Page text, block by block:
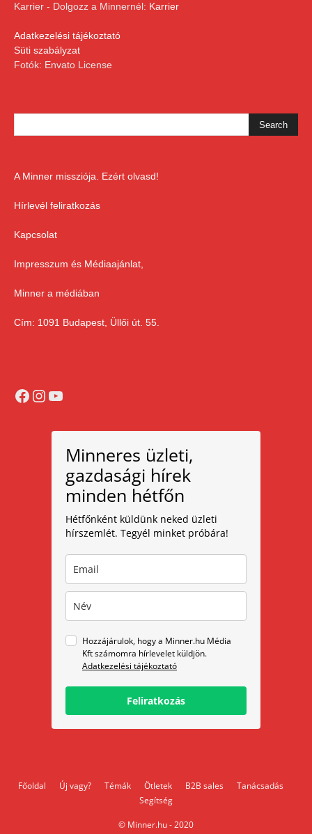
Karrier - Dolgozz a Minnernél: Karrier
Adatkezelési tájékoztató
Süti szabályzat
Fotók: Envato License
A Minner missziója. Ezért olvasd!
Hírlevél feliratkozás
Kapcsolat
Impresszum és Médiaajánlat,
Minner a médiában
Cím: 1091 Budapest, Üllői út. 55.
Facebook
Instagram
YouTube
Minneres üzleti,
gazdasági hírek
minden hétfőn
Hétfőnként küldünk neked üzleti
hírszemlét. Tegyél minket próbára!
Hozzájárulok, hogy a Minner.hu Média
Kft számomra hírlevelet küldjön.
Adatkezelési tájékoztató
Feliratkozás
Főoldal Új vagy? Témák Ötletek B2B sales
Tanácsadás
Segítség
© Minner.hu - 2020